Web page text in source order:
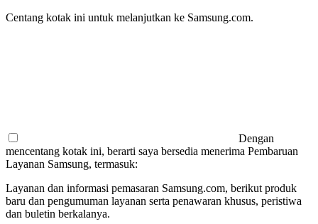
Centang kotak ini untuk melanjutkan ke Samsung.com.
Dengan
mencentang kotak ini, berarti saya bersedia menerima Pembaruan
Layanan Samsung, termasuk:
Layanan dan informasi pemasaran Samsung.com, berikut produk
baru dan pengumuman layanan serta penawaran khusus, peristiwa
dan buletin berkalanya.